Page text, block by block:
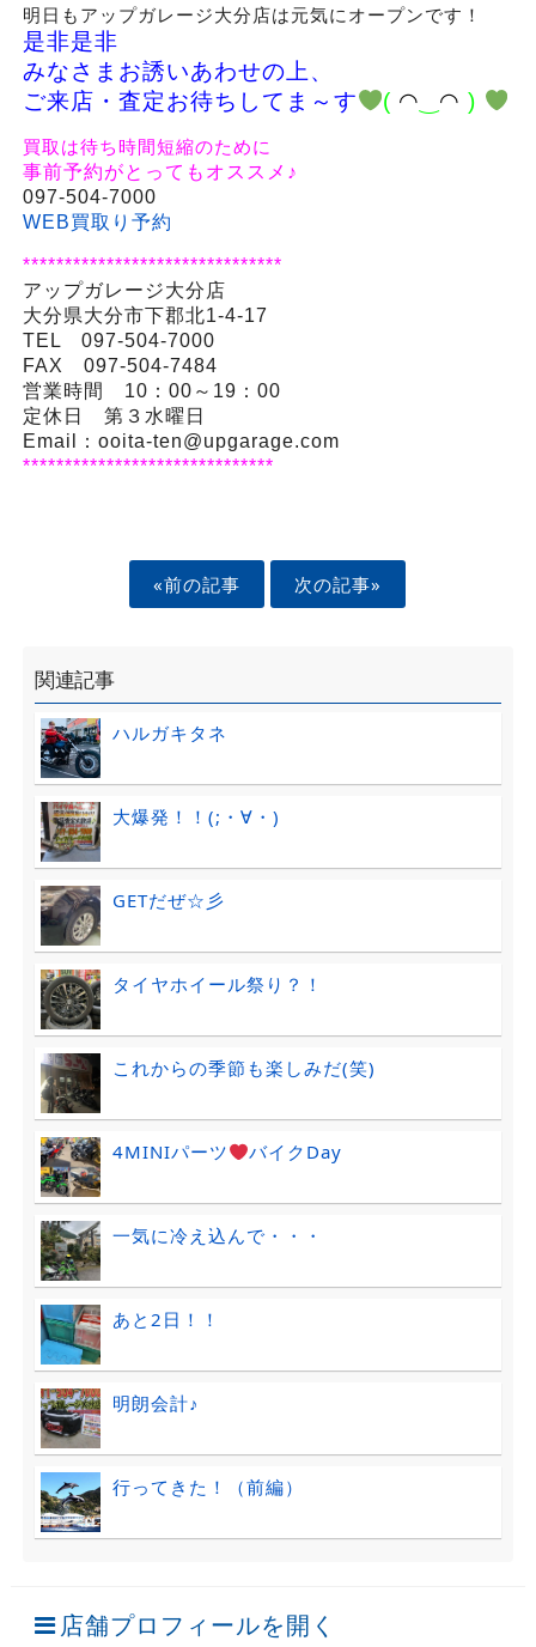
明日もアップガレージ大分店は元気にオープンです！
是非是非
みなさまお誘いあわせの上、
ご来店・査定お待ちしてま～す
( ◠ ◠ )
買取は待ち時間短縮のために
事前予約がとってもオススメ♪
097-504-7000
WEB買取り予約
*******************************
アップガレージ大分店
大分県大分市下郡北1-4-17
TEL 097-504-7000
FAX 097-504-7484
営業時間 10：00～19：00
定休日 第３水曜日
Email：ooita-ten@upgarage.com
******************************
«前の記事 次の記事»
関連記事
ハルガキタネ
大爆発！！(;・∀・)
GETだぜ☆彡
タイヤホイール祭り？！
これからの季節も楽しみだ(笑)
4MINIパーツ バイクDay
一気に冷え込んで・・・
あと2日！！
明朗会計♪
行ってきた！（前編）
店舗プロフィールを開く